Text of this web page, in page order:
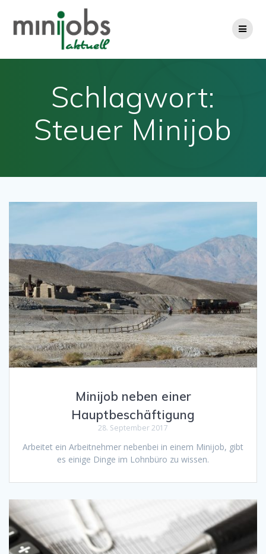
Schlagwort:
Steuer Minijob
Minijob neben einer
Hauptbeschäftigung
28. September 2017
Arbeitet ein Arbeitnehmer nebenbei in einem Minijob, gibt
es einige Dinge im Lohnbüro zu wissen.